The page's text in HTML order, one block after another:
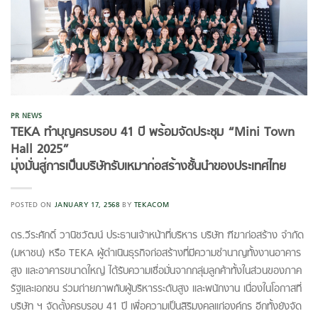
PR NEWS
TEKA ทำบุญครบรอบ 41 ปี พร้อมจัดประชุม “Mini Town
Hall 2025”
มุ่งมั่นสู่การเป็นบริษัทรับเหมาก่อสร้างชั้นนำของประเทศไทย
POSTED ON JANUARY 17, 2568 BY TEKACOM
ดร.วีระศักดิ์ วานิชวัฒน์ ประธานเจ้าหน้าที่บริหาร บริษัท ฑีฆาก่อสร้าง จำกัด
(มหาชน) หรือ TEKA ผู้ดำเนินธุรกิจก่อสร้างที่มีความชำนาญทั้งงานอาคาร
สูง และอาคารขนาดใหญ่ ได้รับความเชื่อมั่นจากกลุ่มลูกค้าทั้งในส่วนของภาค
รัฐและเอกชน ร่วมถ่ายภาพกับผู้บริหารระดับสูง และพนักงาน เนื่องในโอกาสที่
บริษัท ฯ จัดตั้งครบรอบ 41 ปี เพื่อความเป็นสิริมงคลแก่องค์กร อีกทั้งยังจัด